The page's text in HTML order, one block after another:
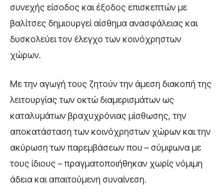
συνεχής είσοδος και έξοδος επισκεπτών με
βαλίτσες δημιουργεί αίσθημα ανασφάλειας και
δυσκολεύει τον έλεγχο των κοινόχρηστων
χώρων.
Με την αγωγή τους ζητούν την άμεση διακοπή της
λειτουργίας των οκτώ διαμερισμάτων ως
καταλυμάτων βραχυχρόνιας μίσθωσης, την
αποκατάσταση των κοινόχρηστων χώρων και την
ακύρωση των παρεμβάσεων που – σύμφωνα με
τους ίδιους – πραγματοποιήθηκαν χωρίς νόμιμη
άδεια και απαιτούμενη συναίνεση.